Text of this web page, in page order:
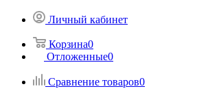
Личный кабинет
Корзина0
Отложенные0
Сравнение товаров0